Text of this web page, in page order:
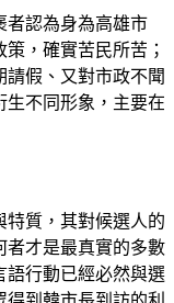
者認為身為高雄市
，確實苦民所苦；
假、又對市政不聞
生不同形象，主要在
特質，其對候選人的
者才是最真實的多數
語行動已經必然與選